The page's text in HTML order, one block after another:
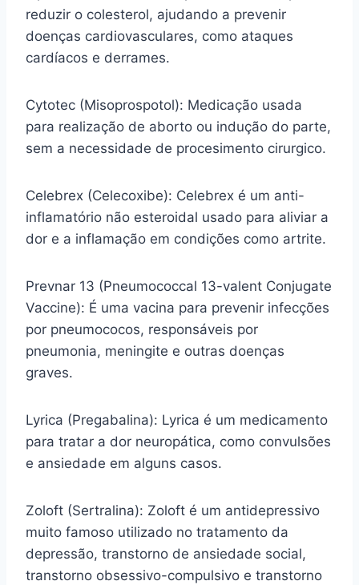
reduzir o colesterol, ajudando a prevenir
doenças cardiovasculares, como ataques
cardíacos e derrames.
Cytotec (Misoprospotol): Medicação usada
para realização de aborto ou indução do parte,
sem a necessidade de procesimento cirurgico.
Celebrex (Celecoxibe): Celebrex é um anti-
inflamatório não esteroidal usado para aliviar a
dor e a inflamação em condições como artrite.
Prevnar 13 (Pneumococcal 13-valent Conjugate
Vaccine): É uma vacina para prevenir infecções
por pneumococos, responsáveis por
pneumonia, meningite e outras doenças
graves.
Lyrica (Pregabalina): Lyrica é um medicamento
para tratar a dor neuropática, como convulsões
e ansiedade em alguns casos.
Zoloft (Sertralina): Zoloft é um antidepressivo
muito famoso utilizado no tratamento da
depressão, transtorno de ansiedade social,
transtorno obsessivo-compulsivo e transtorno